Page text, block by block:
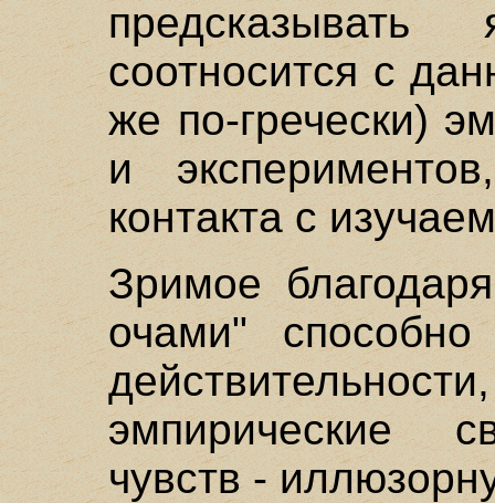
соотносится с
же по-гречески)
и
контакта с
Зримое
очами"
эмпирические
чувств -